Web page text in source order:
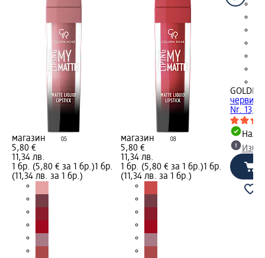
магазин
5,80 €
11,34 лв.
1 бр. (5,80 € за 1 бр.)1 бр.
(11,34 лв. за 1 бр.)
магазин
5,80 €
11,34 лв.
1 бр. (5,80 € за 1 бр.)1 бр.
(11,34 лв. за 1 бр.)
GOLDEN
Nr. 13, 5